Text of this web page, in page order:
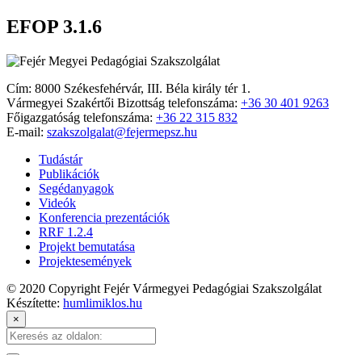
EFOP 3.1.6
Cím: 8000 Székesfehérvár, III. Béla király tér 1.
Vármegyei Szakértői Bizottság telefonszáma: +36 30 401 9263
Főigazgatóság telefonszáma: +36 22 315 832
E-mail: szakszolgalat@fejermepsz.hu
Tudástár
Publikációk
Segédanyagok
Videók
Konferencia prezentációk
RRF 1.2.4
Projekt bemutatása
Projektesemények
© 2020 Copyright Fejér Vármegyei Pedagógiai Szakszolgálat
Készítette: humlimiklos.hu
×